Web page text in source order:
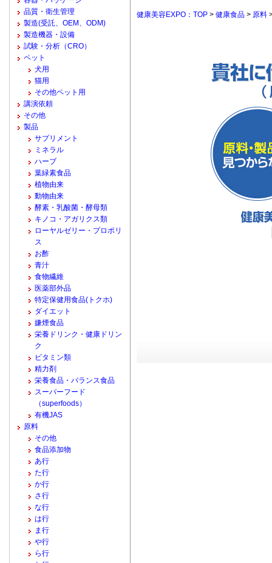
健康美容EXPO：TOP > 健康食品 > 原料
品質・衛生管理
製造(受託、OEM、ODM)
製造機器・設備
試験・分析（CRO）
ペット
犬用
猫用
その他ペット用
講演依頼
その他
製品
サプリメント
ミネラル
ハーブ
葉緑素食品
植物由来
動物由来
酵素・乳酸菌・酵母類
キノコ・アガリクス類
ローヤルゼリー・プロポリ
ス
お酢
青汁
食物繊維
医薬部外品
特定保健用食品(トクホ)
ダイエット
嫌煙食品
栄養ドリンク・健康ドリン
ク
ビタミン類
精力剤
栄養食品・バランス食品
スーパーフード
（superfoods）
有機JAS
原料
その他
食品添加物
あ行
た行
か行
さ行
な行
は行
ま行
や行
ら行